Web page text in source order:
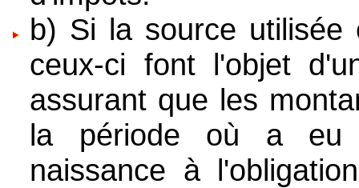
b) Si la source utilisée
ceux-ci font l'objet
assurant que les
la période où a eu
naissance à